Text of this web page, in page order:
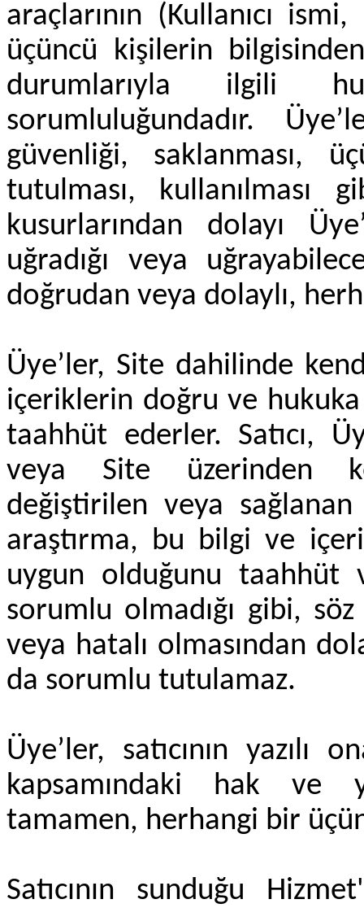
araçlarının (Kullanıcı
üçüncü kişilerin
durumlarıyla ilgili
sorumluluğundadır.
güvenliği, saklanması,
tutulması,
kusurlarından dolayı
uğradığı veya
doğrudan veya dolaylı,
Üye’ler, Site dahilinde
içeriklerin doğru ve
taahhüt ederler. Satıcı,
veya Site üzerinden
değiştirilen veya
araştırma, bu bilgi ve
uygun olduğunu
sorumlu olmadığı gibi,
veya hatalı olmasından
da sorumlu tutulamaz.
Üye’ler, satıcının yazılı
kapsamındaki hak ve
tamamen, herhangi bir
Satıcının sunduğu